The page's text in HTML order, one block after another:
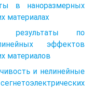
в наноразмерных
материалах
результаты по
эффектов
материалов
и нелинейные